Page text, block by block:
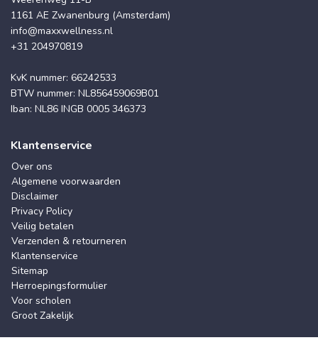
1161 AE Zwanenburg (Amsterdam)
info@maxxwellness.nl
+31 204970819
KvK nummer: 66242533
BTW nummer: NL856459069B01
Iban: NL86 INGB 0005 346373
Klantenservice
Over ons
Algemene voorwaarden
Disclaimer
Privacy Policy
Veilig betalen
Verzenden & retourneren
Klantenservice
Sitemap
Herroepingsformulier
Voor scholen
Groot Zakelijk